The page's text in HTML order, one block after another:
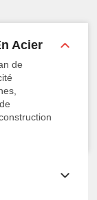
Acier
de